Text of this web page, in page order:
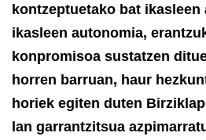
kontzeptuetako bat ikasleen
ikasleen autonomia,
konpromisoa sustatzen
horren barruan, haur
horiek egiten duten
lan garrantzitsua